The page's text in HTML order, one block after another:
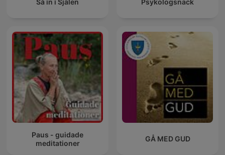
Så in i Själen Psykologsnack
Paus - guidade
meditationer
GÅ MED GUD